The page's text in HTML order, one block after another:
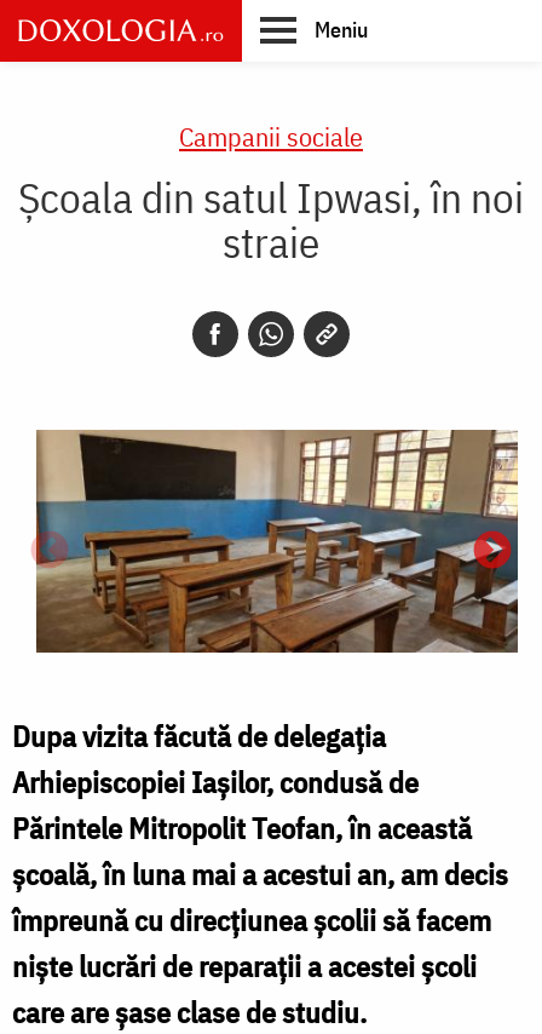
Skip
to
main
Meniu
Campanii sociale
Şcoala din satul Ipwasi, în noi
straie
Dupa vizita făcută de delegația
Arhiepiscopiei Iaşilor, condusă de
Părintele Mitropolit Teofan, în această
școală, în luna mai a acestui an, am decis
împreună cu direcțiunea şcolii să facem
nişte lucrări de reparații a acestei școli
care are șase clase de studiu.